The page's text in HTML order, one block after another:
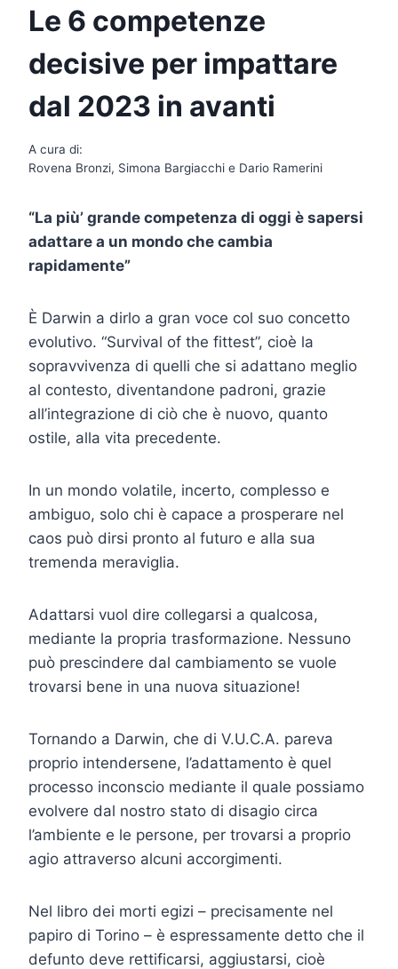
Le 6 competenze
decisive per impattare
dal 2023 in avanti
A cura di:
Rovena Bronzi, Simona Bargiacchi e Dario Ramerini
“La più’ grande competenza di oggi è sapersi
adattare a un mondo che cambia
rapidamente”
È Darwin a dirlo a gran voce col suo concetto
evolutivo. “Survival of the fittest”, cioè la
sopravvivenza di quelli che si adattano meglio
al contesto, diventandone padroni, grazie
all’integrazione di ciò che è nuovo, quanto
ostile, alla vita precedente.
In un mondo volatile, incerto, complesso e
ambiguo, solo chi è capace a prosperare nel
caos può dirsi pronto al futuro e alla sua
tremenda meraviglia.
Adattarsi vuol dire collegarsi a qualcosa,
mediante la propria trasformazione. Nessuno
può prescindere dal cambiamento se vuole
trovarsi bene in una nuova situazione!
Tornando a Darwin, che di V.U.C.A. pareva
proprio intendersene, l’adattamento è quel
processo inconscio mediante il quale possiamo
evolvere dal nostro stato di disagio circa
l’ambiente e le persone, per trovarsi a proprio
agio attraverso alcuni accorgimenti.
Nel libro dei morti egizi – precisamente nel
papiro di Torino – è espressamente detto che il
defunto deve rettificarsi, aggiustarsi, cioè